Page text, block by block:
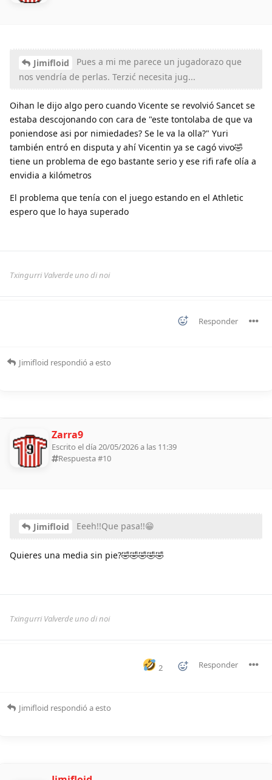
Jimifloid
Pues a mi me parece un jugadorazo que
nos vendría de perlas. Terzić necesita jug...
Oihan le dijo algo pero cuando Vicente se revolvió Sancet se
estaba descojonando con cara de "este tontolaba de que va
poniendose asi por nimiedades? Se le va la olla?" Yuri
también entró en disputa y ahí Vicentin ya se cagó vivo🤣
tiene un problema de ego bastante serio y ese rifi rafe olía a
envidia a kilómetros
El problema que tenía con el juego estando en el Athletic
espero que lo haya superado
Txingurri Valverde uno di noi
Responder
Jimifloid respondió a esto
Zarra9
Escrito el día 20/05/2026 a las 11:39
Respuesta #10
Jimifloid Eeeh!!Que pasa!!😁
Quieres una media sin pie?🤣🤣🤣🤣🤣
Txingurri Valverde uno di noi
2 Responder
Jimifloid respondió a esto